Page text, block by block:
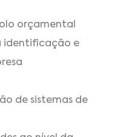
orçamental
identificação e
de sistemas de